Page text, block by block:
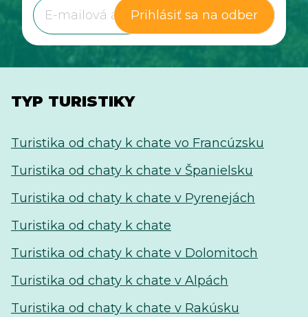
Prihlásiť sa na odber
TYP TURISTIKY
Turistika od chaty k chate vo Francúzsku
Turistika od chaty k chate v Španielsku
Turistika od chaty k chate v Pyrenejách
Turistika od chaty k chate
Turistika od chaty k chate v Dolomitoch
Turistika od chaty k chate v Alpách
Turistika od chaty k chate v Rakúsku